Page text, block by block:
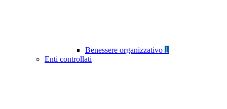
Benessere organizzativo 1
Enti controllati